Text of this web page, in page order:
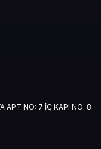
APT NO: 7 İÇ KAPI NO: 8